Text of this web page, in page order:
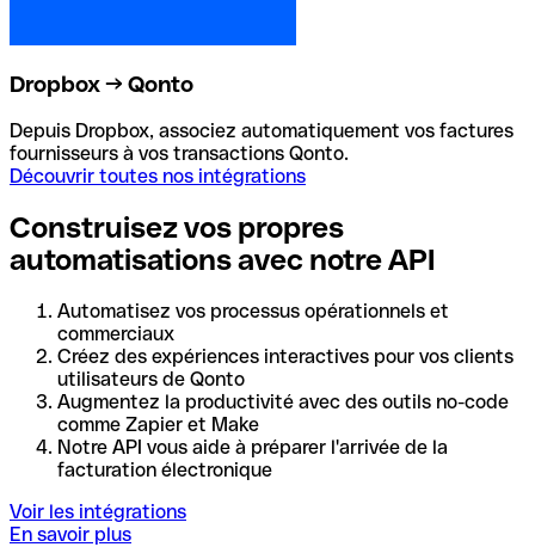
Dropbox → Qonto
Depuis Dropbox, associez automatiquement vos factures
fournisseurs à vos transactions Qonto.
Découvrir toutes nos intégrations
Construisez vos propres
automatisations avec notre API
Automatisez vos processus opérationnels et
commerciaux
Créez des expériences interactives pour vos clients
utilisateurs de Qonto
Augmentez la productivité avec des outils no-code
comme Zapier et Make
Notre API vous aide à préparer l'arrivée de la
facturation électronique
Voir les intégrations
En savoir plus